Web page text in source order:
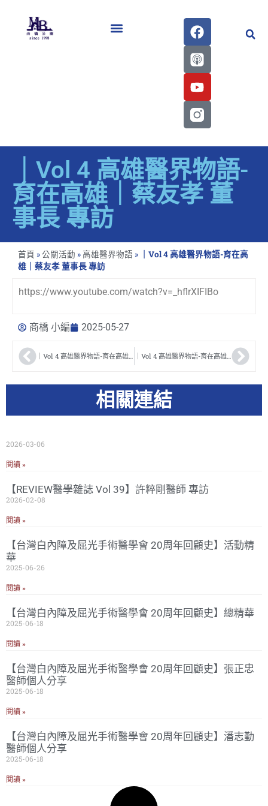
｜Vol 4 高雄醫界物語-
育在高雄｜蔡友孝 董
事長 專訪
首頁 »公關活動 »高雄醫界物語 »
｜Vol 4 高雄醫界物語-育在高
雄｜蔡友孝 董事長 專訪
https://www.youtube.com/watch?v=_hflrXIFIBo
商橋 小編 2025-05-27
｜Vol 4 高雄醫界物語-育在高雄｜洪志興醫師 專訪 ｜Vol 4 高雄醫界物語-育在高雄｜吳勝堂醫師 專訪
相關連結
2026-03-06
閱讀 »
【REVIEW醫學雜誌 Vol 39】許粹剛醫師 專訪
2026-02-08
閱讀 »
【台灣白內障及屈光手術醫學會 20周年回顧史】活動精
華
2025-06-26
閱讀 »
【台灣白內障及屈光手術醫學會 20周年回顧史】總精華
2025-06-18
閱讀 »
【台灣白內障及屈光手術醫學會 20周年回顧史】張正忠
醫師個人分享
2025-06-18
閱讀 »
【台灣白內障及屈光手術醫學會 20周年回顧史】潘志勤
醫師個人分享
2025-06-18
閱讀 »